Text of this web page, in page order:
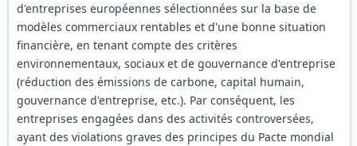
d'entreprises européennes sélectionnées sur la base de
modèles commerciaux rentables et d'une bonne situation
financière, en tenant compte des critères
environnementaux, sociaux et de gouvernance d'entreprise
(réduction des émissions de carbone, capital humain,
gouvernance d'entreprise, etc.). Par conséquent, les
entreprises engagées dans des activités controversées,
ayant des violations graves des principes du Pacte mondial